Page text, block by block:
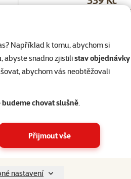
Například k tomu, abychom si
, abyste snadno zjistilistav objednávky
abychom vás neobtěžovali
chovat slušně.
Přijmout vše
nastavení
Cena za 100 g:
Skladem
Cena
1 599 Kč